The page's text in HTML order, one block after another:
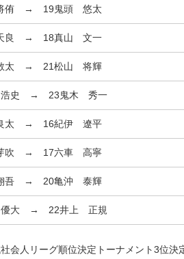
侑 → 19鬼頭 悠太
良 → 18真山 文一
太 → 21松山 将輝
浩史 → 23鬼木 秀一
太 → 16紀伊 遼平
吹 → 17六車 高寧
吾 → 20亀沖 泰輝
優大 → 22井上 正規
会人リーグ順位決定トーナメント3位